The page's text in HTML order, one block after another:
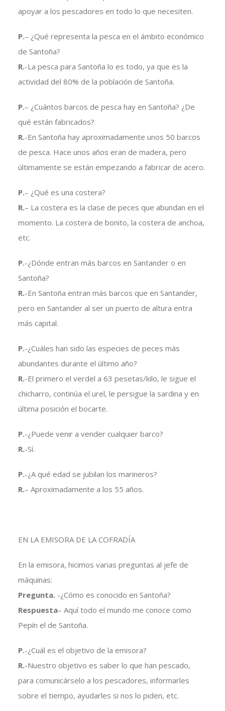
apoyar a los pescadores en todo lo que necesiten.
P.– ¿Qué representa la pesca en el ámbito económico
de Santoña?
R.-La pesca para Santoña lo es todo, ya que es la
actividad del 80% de la población de Santoña.
P.– ¿Cuántos barcos de pesca hay en Santoña? ¿De
qué están fabricados?
R.-En Santoña hay aproximadamente unos 50 barcos
de pesca. Hace unos años eran de madera, pero
últimamente se están empezando a fabricar de acero.
P.– ¿Qué es una costera?
R.– La costera es la clase de peces que abundan en el
momento. La costera de bonito, la costera de anchoa,
etc.
P.-¿Dónde entran más barcos en Santander o en
Santoña?
R.-En Santoña entran más barcos que en Santander,
pero en Santander al ser un puerto de altura entra
más capital.
P.-¿Cuáles han sido las especies de peces más
abundantes durante el último año?
R.-El primero el verdel a 63 pesetas/kilo, le sigue el
chicharro, continúa el urel, le persigue la sardina y en
última posición el bocarte.
P.-¿Puede venir a vender cualquier barco?
R.-Sí.
P.-¿A qué edad se jubilan los marineros?
R.– Aproximadamente a los 55 años.
EN LA EMISORA DE LA COFRADÍA
En la emisora, hicimos varias preguntas al jefe de
máquinas:
Pregunta. -¿Cómo es conocido en Santoña?
Respuesta– Aquí todo el mundo me conoce como
Pepín el de Santoña.
P.-¿Cuál es el objetivo de la emisora?
R.-Nuestro objetivo es saber lo que han pescado,
para comunicárselo a los pescadores, informarles
sobre el tiempo, ayudarles si nos lo piden, etc.